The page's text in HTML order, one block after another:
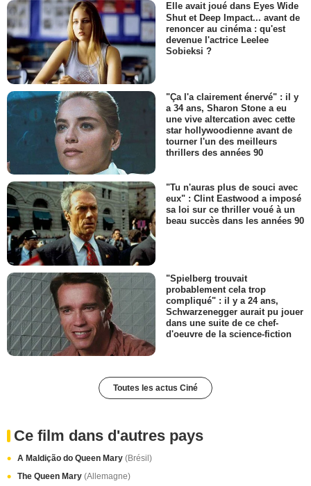
Elle avait joué dans Eyes Wide
Shut et Deep Impact... avant de
renoncer au cinéma : qu'est
devenue l'actrice Leelee
Sobieksi ?
"Ça l'a clairement énervé" : il y
a 34 ans, Sharon Stone a eu
une vive altercation avec cette
star hollywoodienne avant de
tourner l'un des meilleurs
thrillers des années 90
"Tu n'auras plus de souci avec
eux" : Clint Eastwood a imposé
sa loi sur ce thriller voué à un
beau succès dans les années 90
"Spielberg trouvait
probablement cela trop
compliqué" : il y a 24 ans,
Schwarzenegger aurait pu jouer
dans une suite de ce chef-
d'oeuvre de la science-fiction
Toutes les actus Ciné
Ce film dans d'autres pays
A Maldição do Queen Mary (Brésil)
The Queen Mary (Allemagne)